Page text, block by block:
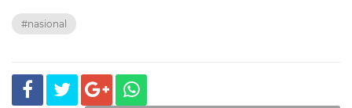
#nasional